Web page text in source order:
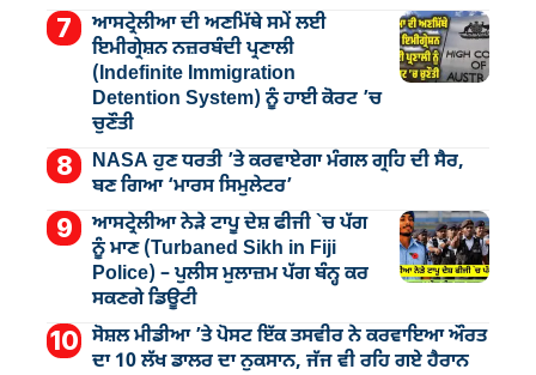
ਆਸਟ੍ਰੇਲੀਆ ਦੀ ਅਣਮਿੱਥੇ ਸਮੇਂ ਲਈ
ਇਮੀਗ੍ਰੇਸ਼ਨ ਨਜ਼ਰਬੰਦੀ ਪ੍ਰਣਾਲੀ
(Indefinite Immigration
Detention System) ਨੂੰ ਹਾਈ ਕੋਰਟ ’ਚ
ਚੁਣੌਤੀ
NASA ਹੁਣ ਧਰਤੀ ’ਤੇ ਕਰਵਾਏਗਾ ਮੰਗਲ ਗ੍ਰਹਿ ਦੀ ਸੈਰ,
ਬਣ ਗਿਆ ‘ਮਾਰਸ ਸਿਮੁਲੇਟਰ’
ਆਸਟ੍ਰੇਲੀਆ ਨੇੜੇ ਟਾਪੂ ਦੇਸ਼ ਫੀਜੀ `ਚ ਪੱਗ
ਨੂੰ ਮਾਣ (Turbaned Sikh in Fiji
Police) – ਪੁਲੀਸ ਮੁਲਾਜ਼ਮ ਪੱਗ ਬੰਨ੍ਹ ਕਰ
ਸਕਣਗੇ ਡਿਊਟੀ
ਸੋਸ਼ਲ ਮੀਡੀਆ ’ਤੇ ਪੋਸਟ ਇੱਕ ਤਸਵੀਰ ਨੇ ਕਰਵਾਇਆ ਔਰਤ
ਦਾ 10 ਲੱਖ ਡਾਲਰ ਦਾ ਨੁਕਸਾਨ, ਜੱਜ ਵੀ ਰਹਿ ਗਏ ਹੈਰਾਨ